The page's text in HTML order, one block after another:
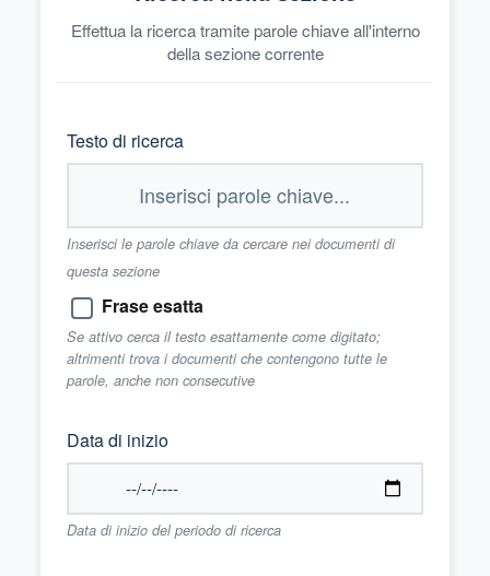
Effettua la ricerca tramite parole chiave all'interno
della sezione corrente
Testo di ricerca
Inserisci le parole chiave da cercare nei documenti di
questa sezione
Frase esatta
Se attivo cerca il testo esattamente come digitato;
altrimenti trova i documenti che contengono tutte le
parole, anche non consecutive
Data di inizio
Data di inizio del periodo di ricerca